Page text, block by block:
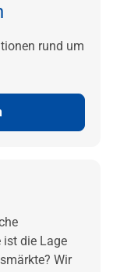
rund um
die Lage
Wir